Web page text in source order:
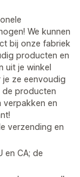
We kunnen
bij onze fabriek
producten en
uit je winkel
ze eenvoudig
de producten
verpakken en
verzending en
en CA; de